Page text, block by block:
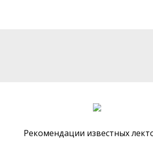
Рекомендации известных